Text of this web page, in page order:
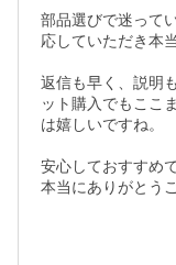
部品選びで迷って
応していただき本
返信も早く、説明
ット購入でもここ
は嬉しいですね。
安心しておすすめ
本当にありがとう